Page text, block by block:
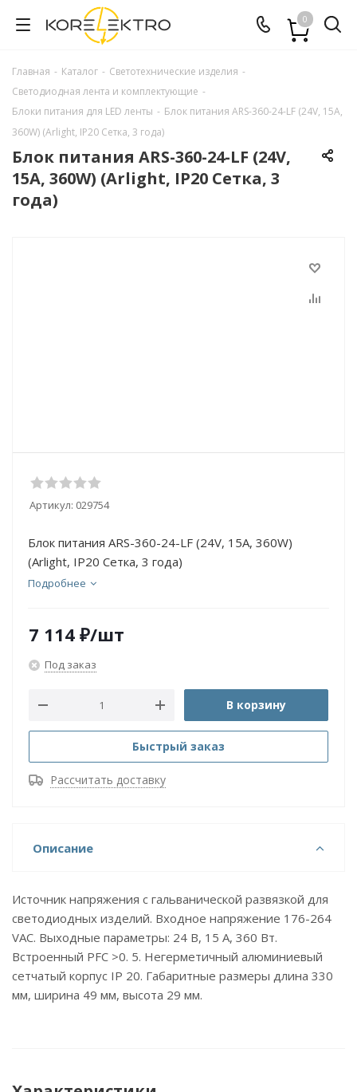
0
Главная - Каталог - Светотехнические изделия -
Светодиодная лента и комплектующие -
Блоки питания для LED ленты - Блок питания ARS-360-24-LF (24V, 15A,
360W) (Arlight, IP20 Сетка, 3 года)
Блок питания ARS-360-24-LF (24V,
15A, 360W) (Arlight, IP20 Сетка, 3
года)
Артикул: 029754
Блок питания ARS-360-24-LF (24V, 15A, 360W)
(Arlight, IP20 Сетка, 3 года)
Подробнее
7 114 ₽/шт
Под заказ
В корзину
Быстрый заказ
Рассчитать доставку
Описание
Источник напряжения с гальванической развязкой для
светодиодных изделий. Входное напряжение 176-264
VAC. Выходные параметры: 24 В, 15 А, 360 Вт.
Встроенный PFC >0. 5. Негерметичный алюминиевый
сетчатый корпус IP 20. Габаритные размеры длина 330
мм, ширина 49 мм, высота 29 мм.